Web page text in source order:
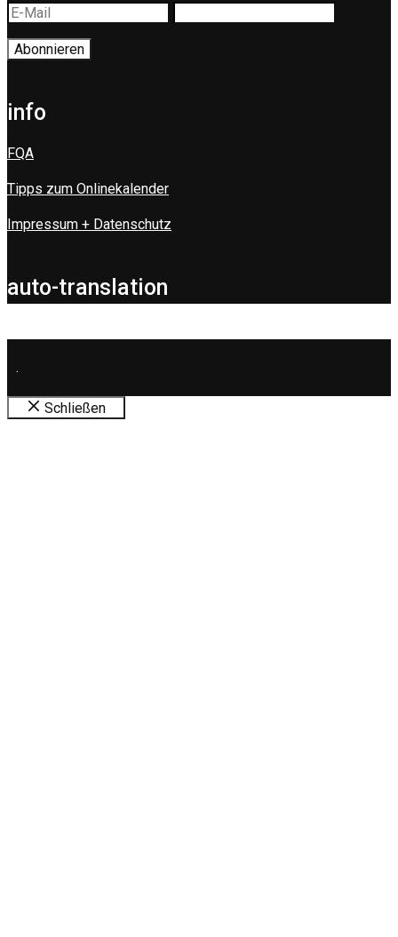
info
FQA
Tipps zum Onlinekalender
Impressum + Datenschutz
auto-translation
.
Schließen